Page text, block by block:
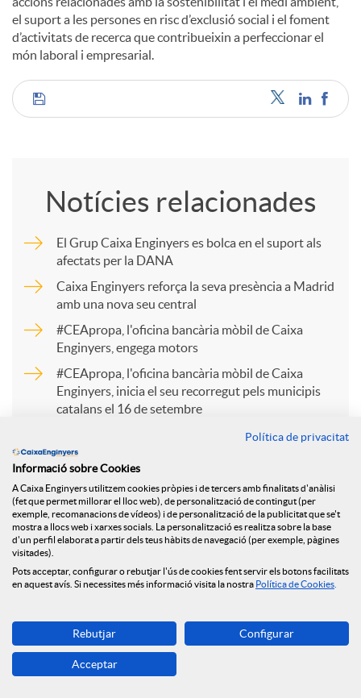
el suport a les persones en risc d’exclusió social i el foment
d’activitats de recerca que contribueixin a perfeccionar el
món laboral i empresarial.
C
m
p
a
r
i
r
a
X
a
Notícies relacionades
El Grup Caixa Enginyers es bolca en el suport als
afectats per la DANA
Caixa Enginyers reforça la seva presència a Madrid
amb una nova seu central
#CEApropa, l'oficina bancària mòbil de Caixa
Enginyers, engega motors
#CEApropa, l'oficina bancària mòbil de Caixa
Enginyers, inicia el seu recorregut pels municipis
catalans el 16 de setembre
Caixa Enginyers Gestió renova la seva posició com
a primera Entitat a obtenir la certificació ASG
atorgada per MainStreet Partners
Tornar
Política de privacitat
Informació sobre Cookies
A Caixa Enginyers utilitzem cookies pròpies i de tercers amb finalitats d'anàlisi
(fet que permet millorar el lloc web), de personalització de contingut (per
exemple, recomanacions de vídeos) i de personalització de la publicitat que se't
mostra a llocs web i xarxes socials. La personalització es realitza sobre la base
d'un perfil elaborat a partir dels teus hàbits de navegació (per exemple, pàgines
visitades).
Pots acceptar, configurar o rebutjar l'ús de cookies fent servir els botons facilitats
en aquest avís. Si necessites més informació visita la nostra Política de Cookies
Rebutjar Configurar
Acceptar